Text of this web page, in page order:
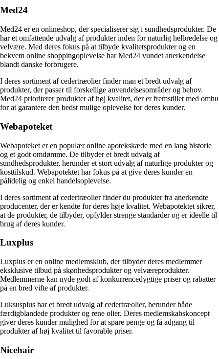
Med24
Med24 er en onlineshop, der specialiserer sig i sundhedsprodukter. De
har et omfattende udvalg af produkter inden for naturlig helbredelse og
velvære. Med deres fokus på at tilbyde kvalitetsprodukter og en
bekvem online shoppingoplevelse har Med24 vundet anerkendelse
blandt danske forbrugere.
I deres sortiment af cedertræolier finder man et bredt udvalg af
produkter, der passer til forskellige anvendelsesområder og behov.
Med24 prioriterer produkter af høj kvalitet, der er fremstillet med omhu
for at garantere den bedst mulige oplevelse for deres kunder.
Webapoteket
Webapoteket er en populær online apotekskæde med en lang historie
og et godt omdømme. De tilbyder et bredt udvalg af
sundhedsprodukter, herunder et stort udvalg af naturlige produkter og
kosttilskud. Webapotektet har fokus på at give deres kunder en
pålidelig og enkel handelsoplevelse.
I deres sortiment af cedertræolier finder du produkter fra anerkendte
producenter, der er kendte for deres høje kvalitet. Webapotektet sikrer,
at de produkter, de tilbyder, opfylder strenge standarder og er ideelle til
brug af deres kunder.
Luxplus
Luxplus er en online medlemsklub, der tilbyder deres medlemmer
eksklusive tilbud på skønhedsprodukter og velværeprodukter.
Medlemmerne kan nyde godt af konkurrencedygtige priser og rabatter
på en bred vifte af produkter.
Luksusplus har et bredt udvalg af cedertræolier, herunder både
færdigblandede produkter og rene olier. Deres medlemskabskoncept
giver deres kunder mulighed for at spare penge og få adgang til
produkter af høj kvalitet til favorable priser.
Nicehair